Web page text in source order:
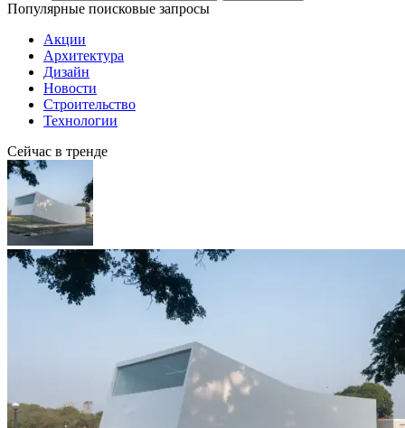
Популярные поисковые запросы
Акции
Архитектура
Дизайн
Новости
Строительство
Технологии
Сейчас в тренде